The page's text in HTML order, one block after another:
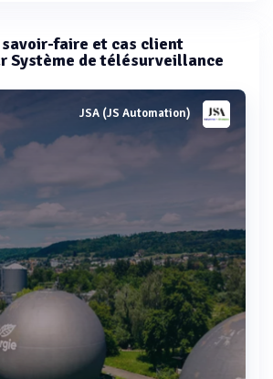
faire et cas client
Système de télésurveillance
JSA (JS Automation)